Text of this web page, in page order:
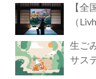
【
（
生ご
サス